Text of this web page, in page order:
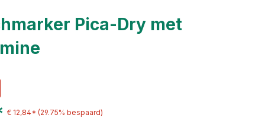
Pica-Dry met
€ 12,84* (29.75% bespaard)